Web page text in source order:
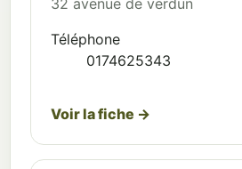
32 avenue de verdun
Téléphone
0174625343
Voir la fiche →